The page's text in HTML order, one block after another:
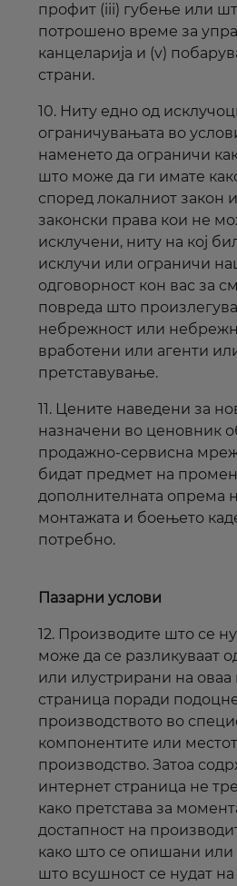
профит (iii) губење или
потрошено време за
канцеларија и (v)
страни.
10. Ниту едно од
ограничувањата во
наменето да ограничи
што може да ги имате
според локалниот закон
законски права кои не
исклучени, ниту на кој
исклучи или ограничи
одговорност кон вас за
повреда што
небрежност или
вработени или агенти
претставување.
11. Цените наведени за
назначени во ценовник
продажно-сервисна
бидат предмет на
дополнителната опрема
монтажата и боењето
потребно.
Пазарни услови
12. Производите што се
може да се разликуваат
или илустрирани на оваа
страница поради
производството во
компонентите или
производство. Затоа с
интернет страница не
како претстава за
достапност на
како што се опишани или
што всушност се нудат